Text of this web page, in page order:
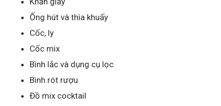
Ống hút và thìa khuấy
Cốc, ly
Cốc mix
Bình lắc và dụng cụ lọc
Bình rót rượu
Đồ mix cocktail